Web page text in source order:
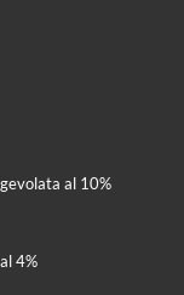
al 10%
4%